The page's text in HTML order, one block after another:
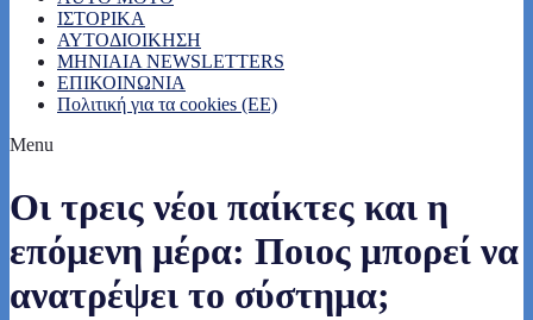
ΙΣΤΟΡΙΚΑ
ΑΥΤΟΔΙΟΙΚΗΣΗ
MHNIAIA NEWSLETTERS
ΕΠΙΚΟΙΝΩΝΙΑ
Πολιτική για τα cookies (ΕΕ)
Menu
Οι τρεις νέοι παίκτες και η
επόμενη μέρα: Ποιος μπορεί να
ανατρέψει το σύστημα;